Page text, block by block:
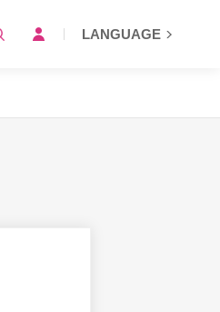
LANGUAGE